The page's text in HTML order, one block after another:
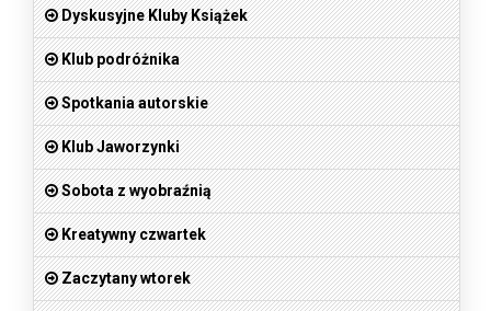
Dyskusyjne Kluby Książek
Klub podróżnika
Spotkania autorskie
Klub Jaworzynki
Sobota z wyobraźnią
Kreatywny czwartek
Zaczytany wtorek